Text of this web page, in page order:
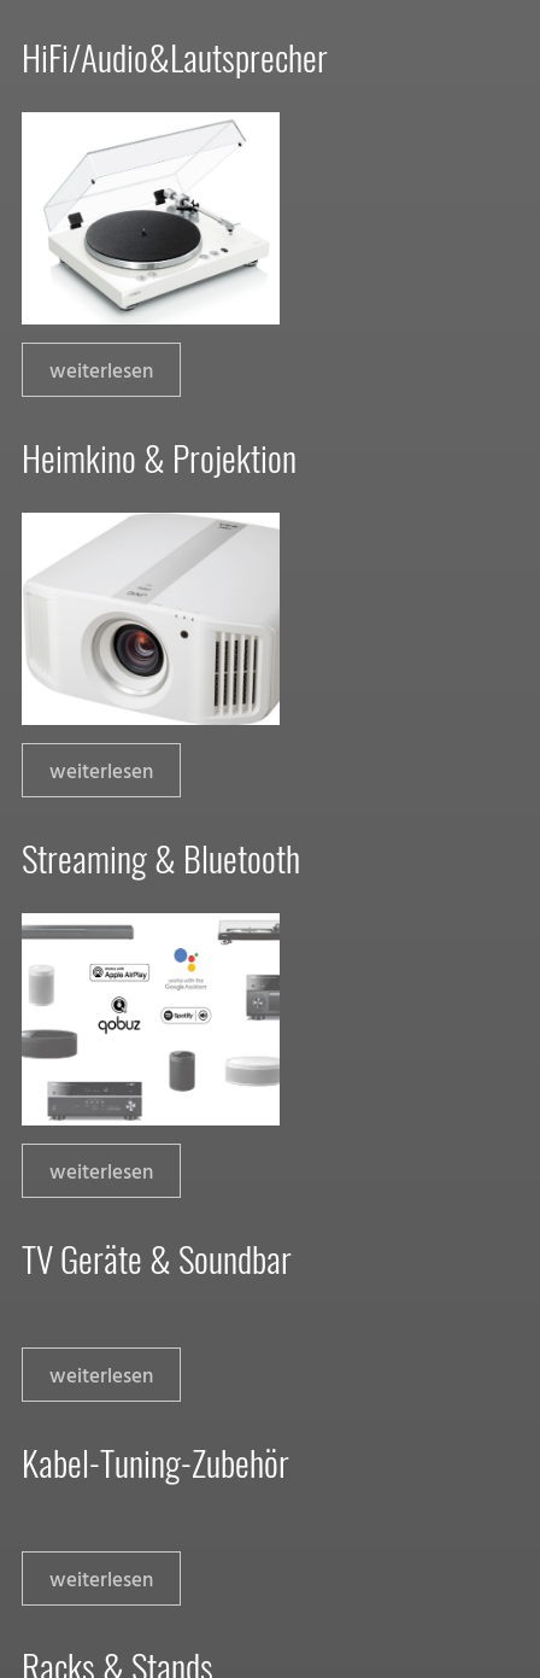
HiFi/Audio&Lautsprecher
weiterlesen
Heimkino & Projektion
weiterlesen
Streaming & Bluetooth
weiterlesen
TV Geräte & Soundbar
weiterlesen
Kabel-Tuning-Zubehör
weiterlesen
Racks & Stands